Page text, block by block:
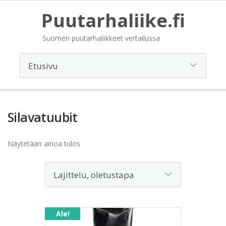
Puutarhaliike.fi
Suomen puutarhaliikkeet vertailussa
Silavatuubit
Näytetään ainoa tulos
Ale!